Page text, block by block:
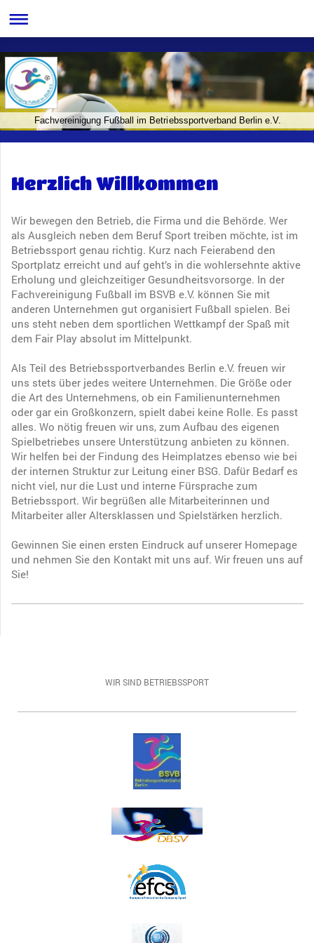
Fachvereinigung Fußball im Betriebssportverband Berlin e.V.
Herzlich Willkommen
Wir bewegen den Betrieb, die Firma und die Behörde. Wer
als Ausgleich neben dem Beruf Sport treiben möchte, ist im
Betriebssport genau richtig. Kurz nach Feierabend den
Sportplatz erreicht und auf geht’s in die wohlersehnte aktive
Erholung und gleichzeitiger Gesundheitsvorsorge. In der
Fachvereinigung Fußball im BSVB e.V. können Sie mit
anderen Unternehmen gut organisiert Fußball spielen. Bei
uns steht neben dem sportlichen Wettkampf der Spaß mit
dem Fair Play absolut im Mittelpunkt.
Als Teil des Betriebssportverbandes Berlin e.V. freuen wir
uns stets über jedes weitere Unternehmen. Die Größe oder
die Art des Unternehmens, ob ein Familienunternehmen
oder gar ein Großkonzern, spielt dabei keine Rolle. Es passt
alles. Wo nötig freuen wir uns, zum Aufbau des eigenen
Spielbetriebes unsere Unterstützung anbieten zu können.
Wir helfen bei der Findung des Heimplatzes ebenso wie bei
der internen Struktur zur Leitung einer BSG. Dafür Bedarf es
nicht viel, nur die Lust und interne Fürsprache zum
Betriebssport. Wir begrüßen alle Mitarbeiterinnen und
Mitarbeiter aller Altersklassen und Spielstärken herzlich.
Gewinnen Sie einen ersten Eindruck auf unserer Homepage
und nehmen Sie den Kontakt mit uns auf. Wir freuen uns auf
Sie!
WIR SIND BETRIEBSSPORT